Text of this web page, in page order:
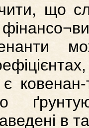
що
в